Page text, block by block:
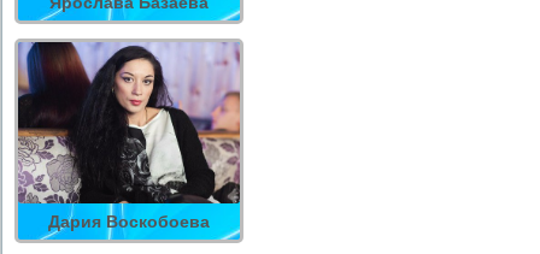
Дария Воскобоева